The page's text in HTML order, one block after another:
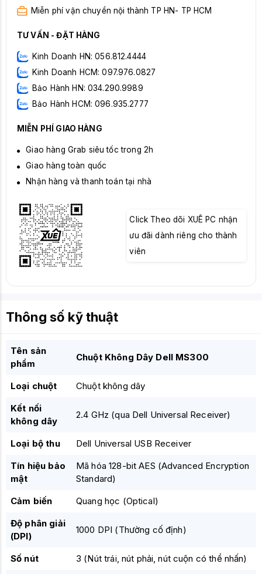
Miễn phí vận chuyển nội thành TP HN- TP HCM
TƯ VẤN - ĐẶT HÀNG
Kinh Doanh HN: 056.812.4444
Kinh Doanh HCM: 097.976.0827
Bảo Hành HN: 034.290.9989
Bảo Hành HCM: 096.935.2777
MIỄN PHÍ GIAO HÀNG
Giao hàng Grab siêu tốc trong 2h
Giao hàng toàn quốc
Nhận hàng và thanh toán tại nhà
Click Theo dõi XUÊ PC nhận
ưu đãi dành riêng cho thành
viên
Thông số kỹ thuật
Tên sản
phẩm
Chuột Không Dây Dell MS300
Loại chuột
Chuột không dây
Kết nối
không dây
2.4 GHz (qua Dell Universal Receiver)
Loại bộ thu
Dell Universal USB Receiver
Tín hiệu bảo
mật
Mã hóa 128-bit AES (Advanced Encryption
Standard)
Cảm biến
Quang học (Optical)
Độ phân giải
(DPI)
1000 DPI (Thường cố định)
Số nút 3 (Nút trái, nút phải, nút cuộn có thể nhấn)